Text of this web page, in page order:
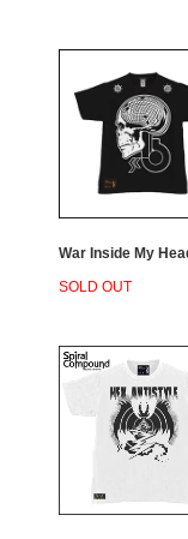
War Inside My
SOLD OUT